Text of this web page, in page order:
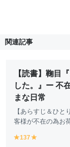
関連記事
【読書】鞠目
した。』ー 不
まな日常
【あらすじ＆ひ
客様が不在の為お
y
137